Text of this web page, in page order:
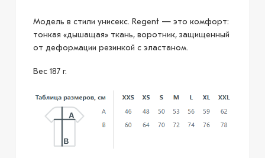
Модель в стили унисекс. Regent — это комфорт:
тонкая «дышащая» ткань, воротник, защищенный
от деформации резинкой с эластаном.
Вес 187 г.